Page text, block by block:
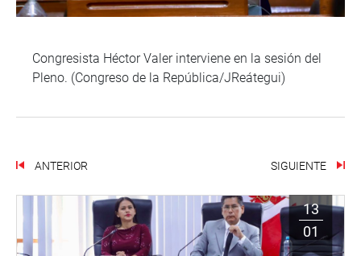
Congresista Héctor Valer interviene en la sesión del
Pleno. (Congreso de la República/JReátegui)
ANTERIOR SIGUIENTE
13
01